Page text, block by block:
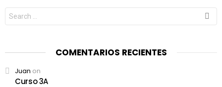
Search
for:
COMENTARIOS RECIENTES
Juan on
Curso 3A